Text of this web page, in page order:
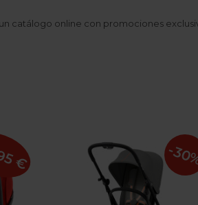
catálogo online con promociones
€ -